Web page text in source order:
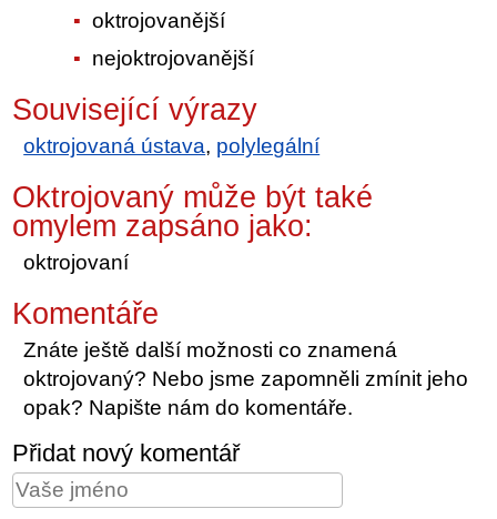
oktrojovanější
nejoktrojovanější
Související výrazy
oktrojovaná ústava, polylegální
Oktrojovaný může být také
omylem zapsáno jako:
oktrojovaní
Komentáře
Znáte ještě další možnosti co znamená
oktrojovaný? Nebo jsme zapomněli zmínit jeho
opak? Napište nám do komentáře.
Přidat nový komentář